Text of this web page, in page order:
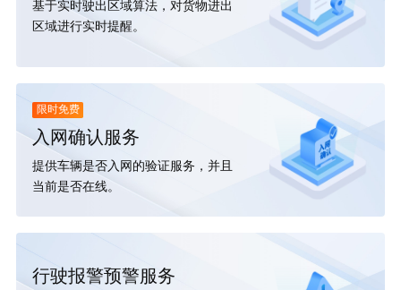
基于实时驶出区域算法，对货物进出
区域进行实时提醒。
限时免费
入网确认服务
提供车辆是否入网的验证服务，并且
当前是否在线。
行驶报警预警服务